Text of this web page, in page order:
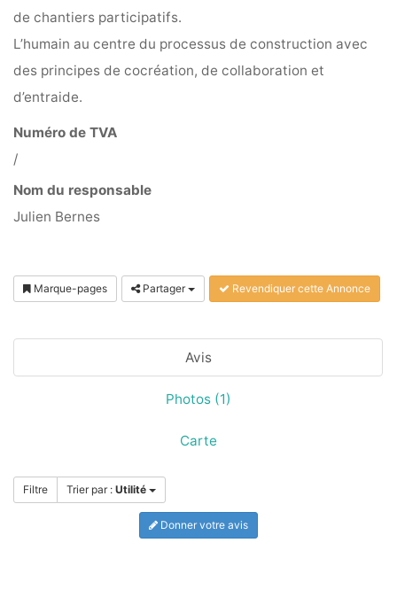
de chantiers participatifs.
L’humain au centre du processus de construction avec
des principes de cocréation, de collaboration et
d’entraide.
Numéro de TVA
/
Nom du responsable
Julien Bernes
Marque-pages Partager Revendiquer cette Annonce
Avis
Photos (1)
Carte
Filtre Trier par :Utilité
Donner votre avis